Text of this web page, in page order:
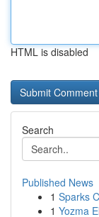
HTML is disabled
Search
Published News
1 Sparks
1 Yozma